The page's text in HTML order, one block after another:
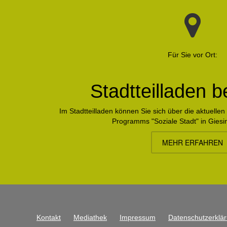
Für Sie vor Ort:
Stadtteilladen
Im Stadtteilladen können Sie sich über die
Programms "Soziale Stadt" in
MEHR ERFAHREN
Kontakt Mediathek Impressum